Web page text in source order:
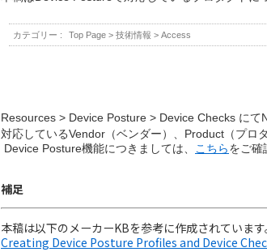
カテゴリー : Top Page > 技術情報 > Access
Resources > Device Posture > Device Checks にて
対応しているVendor（ベンダー）、Product（プロ
Device Posture機能につきましては、
こちらをご確
補足
本稿は以下のメーカーKBを参考に作成されています
Creating Device Posture Profiles and Device